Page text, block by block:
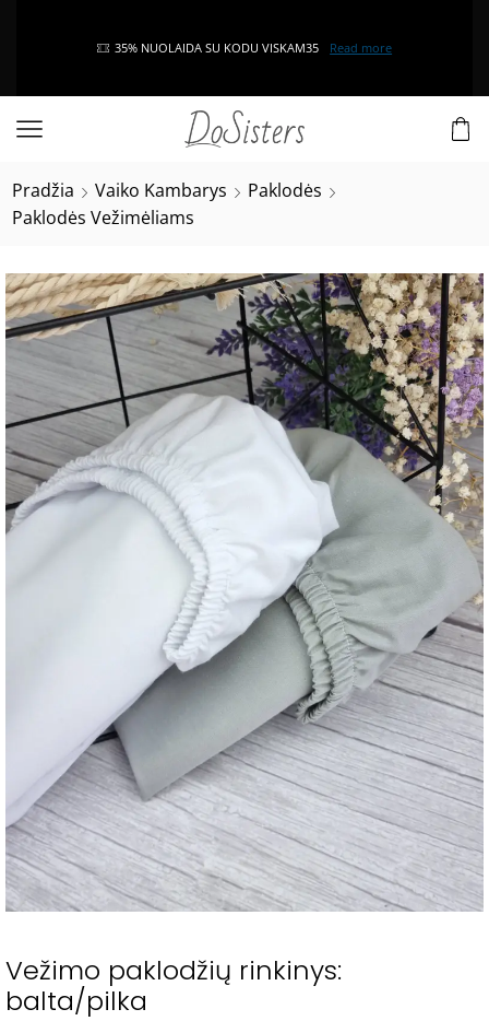
SPAUSKITE ANT DOVANOS IKONOS IR IŠSIRINKITE DOVANĄ
Pradžia Vaiko Kambarys
Paklodės
Paklodės Vežimėliams
Vežimo paklodžių rinkinys:
balta/pilka